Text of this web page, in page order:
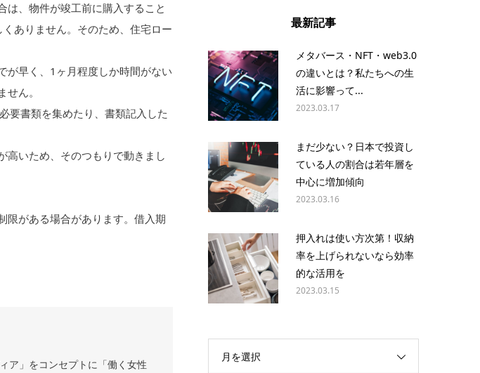
は、物件が竣工前に購入すること
ありません。そのため、住宅ロー
が早く、1ヶ月程度しか時間がない
ん。
要書類を集めたり、書類記入した
高いため、そのつもりで動きまし
限がある場合があります。借入期
ア」をコンセプトに「働く女性
最新記事
メタバース・NFT・web3.0
の違いとは？私たちへの生
活に影響って...
2023.03.17
まだ少ない？日本で投資し
ている人の割合は若年層を
中心に増加傾向
2023.03.16
押入れは使い方次第！収納
率を上げられないなら効率
的な活用を
2023.03.15
月を選択